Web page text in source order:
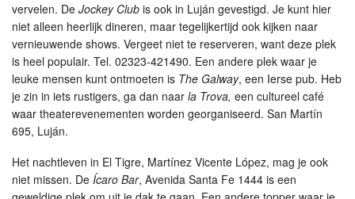
vervelen. De Jockey Club is ook in Luján gevestigd. Je kunt hier
niet alleen heerlijk dineren, maar tegelijkertijd ook kijken naar
vernieuwende shows. Vergeet niet te reserveren, want deze plek
is heel populair. Tel. 02323-421490. Een andere plek waar je
leuke mensen kunt ontmoeten is The Galway, een Ierse pub. Heb
je zin in iets rustigers, ga dan naar la Trova, een cultureel café
waar theaterevenementen worden georganiseerd. San Martín
695, Luján.
Het nachtleven in El Tigre, Martínez Vicente López, mag je ook
niet missen. De Ícaro Bar, Avenida Santa Fe 1444 is een